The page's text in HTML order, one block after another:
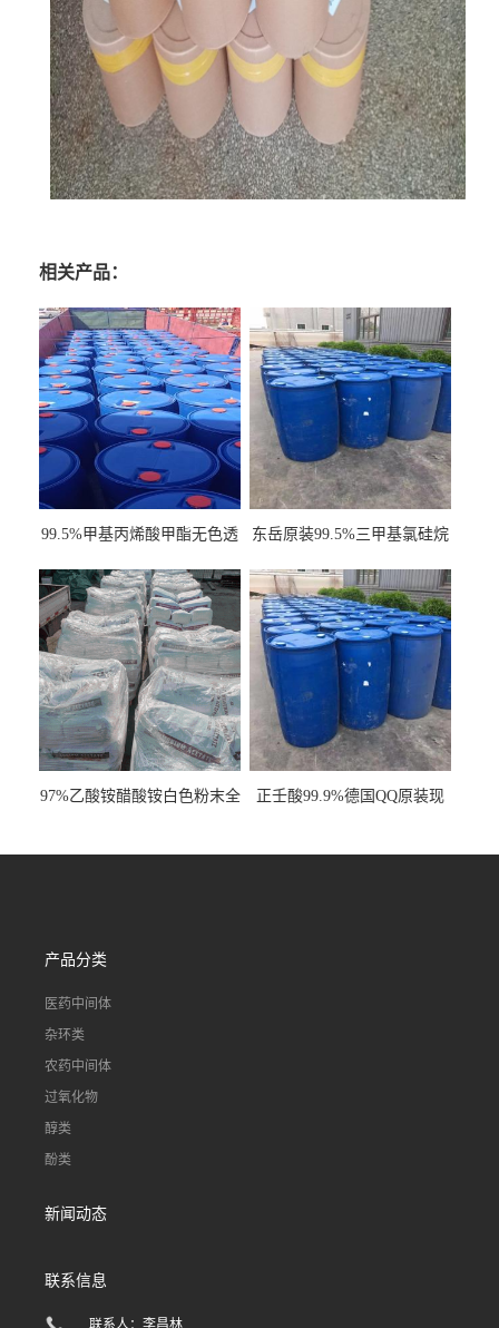
相关产品：
99.5%甲基丙烯酸甲酯无色透
东岳原装99.5%三甲基氯硅烷
97%乙酸铵醋酸铵白色粉末全
正壬酸99.9%德国QQ原装现
产品分类
医药中间体
杂环类
农药中间体
过氧化物
醇类
酚类
新闻动态
联系信息